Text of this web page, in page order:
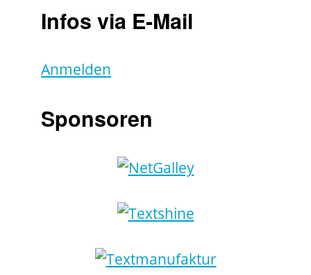
Infos via E-Mail
Anmelden
Sponsoren